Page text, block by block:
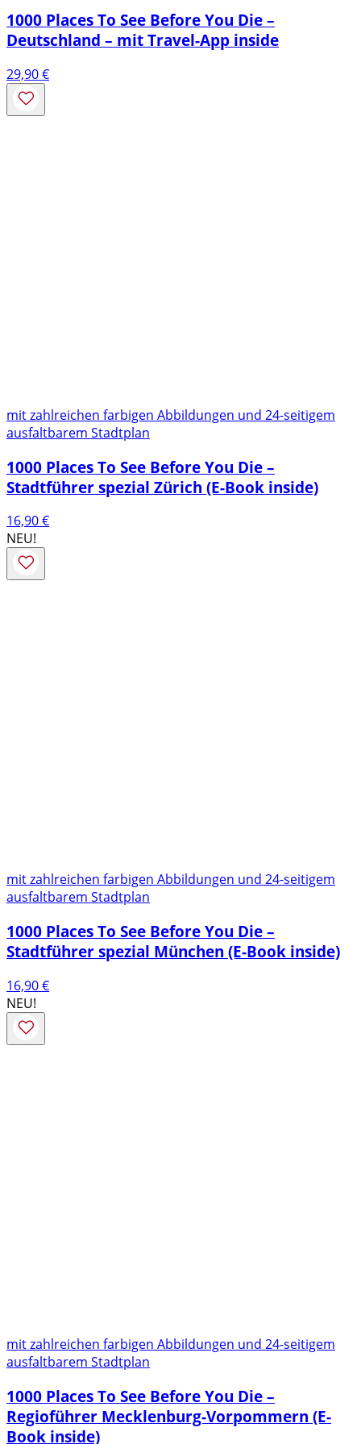
1000 Places To See Before You Die –
Deutschland – mit Travel-App inside
29,90€
mit zahlreichen farbigen Abbildungen und 24-seitigem
ausfaltbarem Stadtplan
1000 Places To See Before You Die –
Stadtführer spezial Zürich (E-Book inside)
16,90€
NEU!
mit zahlreichen farbigen Abbildungen und 24-seitigem
ausfaltbarem Stadtplan
1000 Places To See Before You Die –
Stadtführer spezial München (E-Book inside)
16,90€
NEU!
mit zahlreichen farbigen Abbildungen und 24-seitigem
ausfaltbarem Stadtplan
1000 Places To See Before You Die –
Regioführer Mecklenburg-Vorpommern (E-
Book inside)